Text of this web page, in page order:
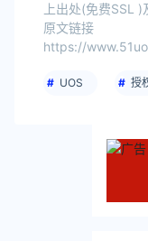
上出处(免费SSL )
原文链接
https://
UOS 授